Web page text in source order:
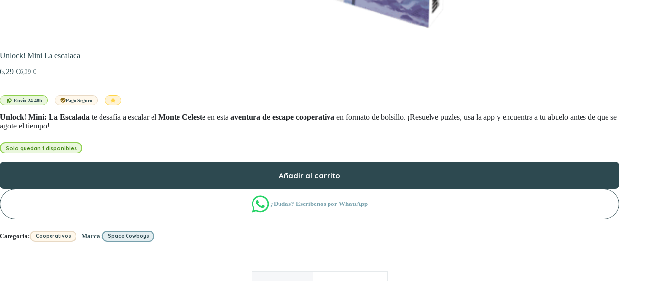
Unlock! Mini La escalada
6,99€
El
era:
6,29 €El
es:
Envío 24-48h Pago Seguro
Unlock! Mini: La Escalada te desafía a escalar el Monte Celeste en esta aventura de escape cooperativa en formato de bolsillo. ¡Resuelve puzles, usa la app y encuentra a tu abuelo antes de que se
agote el tiempo!
Solo quedan 1 disponibles
Añadir al carrito
¿Dudas? Escríbenos por WhatsApp
Categoria: Cooperativos Marca: Space Cowboys